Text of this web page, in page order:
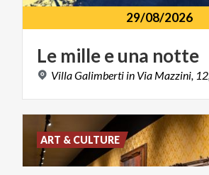
29/08/2026
Le milleeuna notte
VillaGalimberti in Via Mazzini, 12,
ART & CULTURE